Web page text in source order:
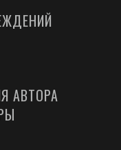
АВТОРА